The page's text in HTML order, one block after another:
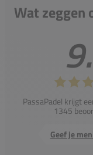
Wat zeggen
PassaPadel krijgt
1345
Geef je